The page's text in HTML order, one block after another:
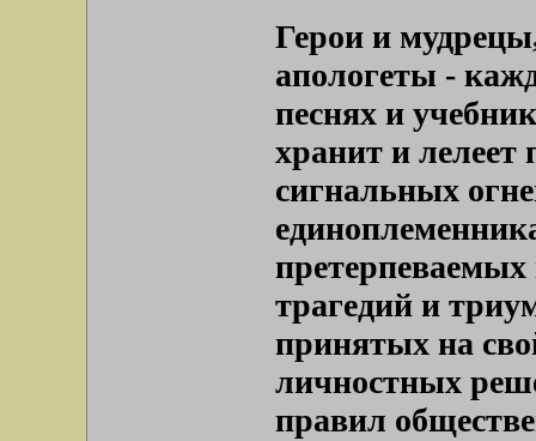
Герои и
апологеты -
песнях и
хранит и лелеет
сигнальных
претерпеваемых
трагедий и
принятых на
личностных
правил